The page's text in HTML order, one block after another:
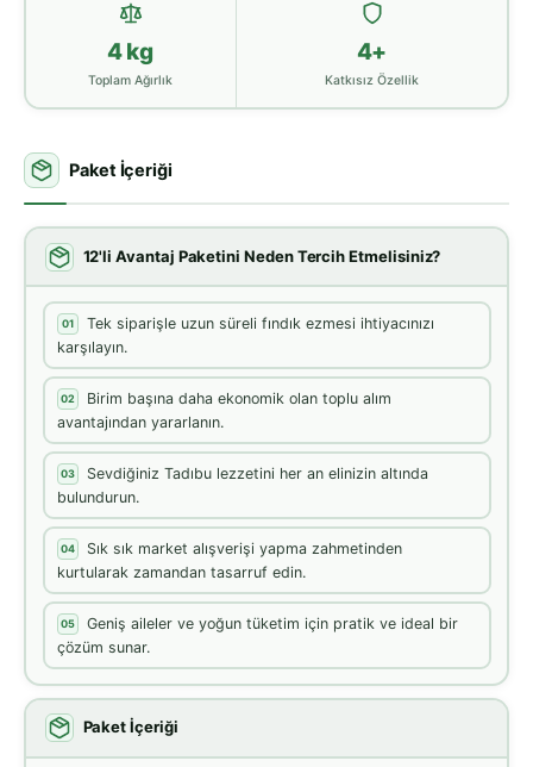
4 kg
Toplam Ağırlık
4+
Katkısız Özellik
Paket İçeriği
12'li Avantaj Paketini Neden Tercih Etmelisiniz?
01
Tek siparişle uzun süreli fındık ezmesi ihtiyacınızı
karşılayın.
02
Birim başına daha ekonomik olan toplu alım
avantajından yararlanın.
03
Sevdiğiniz Tadıbu lezzetini her an elinizin altında
bulundurun.
04
Sık sık market alışverişi yapma zahmetinden
kurtularak zamandan tasarruf edin.
05
Geniş aileler ve yoğun tüketim için pratik ve ideal bir
çözüm sunar.
Paket İçeriği